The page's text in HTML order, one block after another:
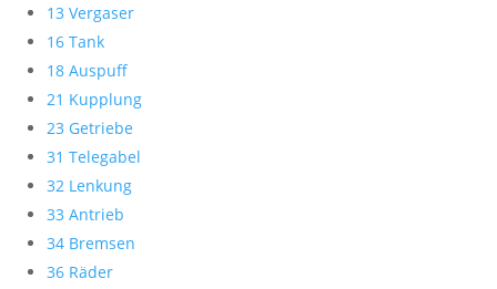
13 Vergaser
16 Tank
18 Auspuff
21 Kupplung
23 Getriebe
31 Telegabel
32 Lenkung
33 Antrieb
34 Bremsen
36 Räder